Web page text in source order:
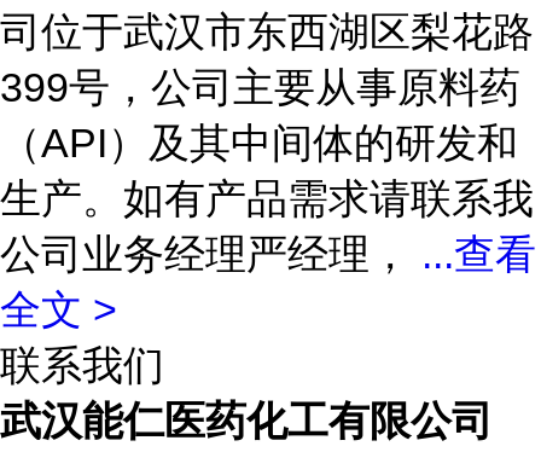
司位于武汉市东西湖区梨花路
399号，公司主要从事原料药
（API）及其中间体的研发和
生产。如有产品需求请联系我
公司业务经理严经理， ...查看
全文 >
联系我们
武汉能仁医药化工有限公司